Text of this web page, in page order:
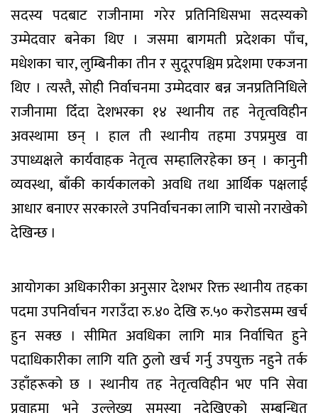
सदस्य पदबाट राजीनामा गरेर प्रतिनिधिसभा सदस्यको
उम्मेदवार बनेका थिए । जसमा बागमती प्रदेशका पाँच,
मधेशका चार, लुम्बिनीका तीन र सुदूरपश्चिम प्रदेशमा एकजना
थिए । त्यस्तै, सोही निर्वाचनमा उम्मेदवार बन्न जनप्रतिनिधिले
राजीनामा दिँदा देशभरका १४ स्थानीय तह नेतृत्वविहीन
अवस्थामा छन् । हाल ती स्थानीय तहमा उपप्रमुख वा
उपाध्यक्षले कार्यवाहक नेतृत्व सम्हालिरहेका छन् । कानुनी
व्यवस्था, बाँकी कार्यकालको अवधि तथा आर्थिक पक्षलाई
आधार बनाएर सरकारले उपनिर्वाचनका लागि चासो नराखेको
देखिन्छ ।
आयोगका अधिकारीका अनुसार देशभर रिक्त स्थानीय तहका
पदमा उपनिर्वाचन गराउँदा रु.४० देखि रु.५० करोडसम्म खर्च
हुन सक्छ । सीमित अवधिका लागि मात्र निर्वाचित हुने
पदाधिकारीका लागि यति ठुलो खर्च गर्नु उपयुक्त नहुने तर्क
उहाँहरूको छ । स्थानीय तह नेतृत्वविहीन भए पनि सेवा